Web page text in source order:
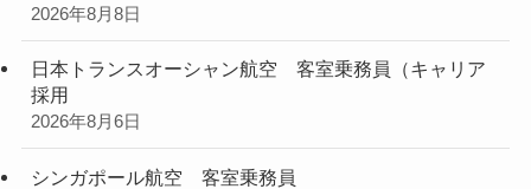
2026年8月8日
日本トランスオーシャン航空 客室乗務員（キャリア
採用
2026年8月6日
シンガポール航空 客室乗務員